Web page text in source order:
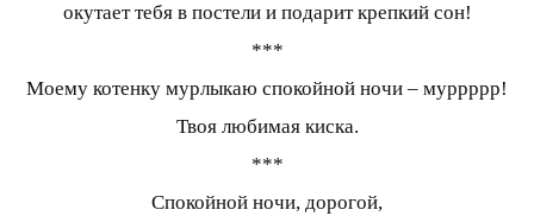
окутает тебя в постели и подарит крепкий сон!
***
Моему котенку мурлыкаю спокойной ночи – муррррр!
Твоя любимая киска.
***
Спокойной ночи, дорогой,